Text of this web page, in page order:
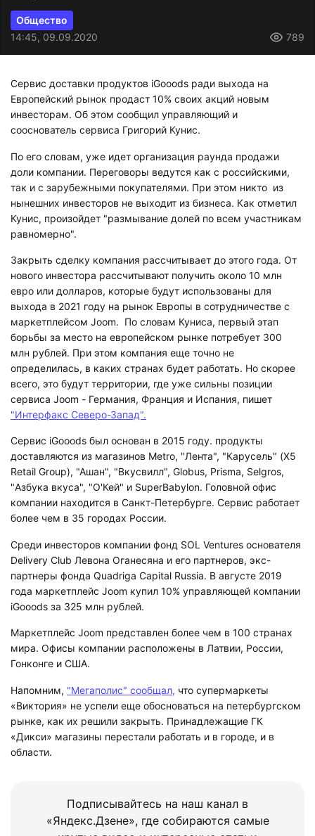
Общество
14:45, 09.09.2020
789
Сервис доставки продуктов iGooods ради выхода на
Европейский рынок продаст 10% своих акций новым
инвесторам. Об этом сообщил управляющий и
сооснователь сервиса Григорий Кунис.
По его словам, уже идет организация раунда продажи
доли компании. Переговоры ведутся как с российскими,
так и с зарубежными покупателями. При этом никто из
нынешних инвесторов не выходит из бизнеса. Как отметил
Кунис, произойдет "размывание долей по всем участникам
равномерно".
Закрыть сделку компания рассчитывает до этого года. От
нового инвестора рассчитывают получить около 10 млн
евро или долларов, которые будут использованы для
выхода в 2021 году на рынок Европы в сотрудничестве с
маркетплейсом Joom. По словам Куниса, первый этап
борьбы за место на европейском рынке потребует 300
млн рублей. При этом компания еще точно не
определилась, в каких странах будет работать. Но скорее
всего, это будут территории, где уже сильны позиции
сервиса Joom - Германия, Франция и Испания, пишет
"Интерфакс Северо-Запад".
Сервис iGooods был основан в 2015 году. продукты
доставляются из магазинов Metro, "Лента", "Карусель" (X5
Retail Group), "Ашан", "Вкусвилл", Globus, Prisma, Selgros,
"Азбука вкуса", "О'Кей" и SuperBabylon. Головной офис
компании находится в Санкт-Петербурге. Сервис работает
более чем в 35 городах России.
Среди инвесторов компании фонд SOL Ventures основателя
Delivery Club Левона Оганесяна и его партнеров, экс-
партнеры фонда Quadriga Capital Russia. В августе 2019
года маркетплейс Joom купил 10% управляющей компании
iGooods за 325 млн рублей.
Маркетплейс Joom представлен более чем в 100 странах
мира. Офисы компании расположены в Латвии, России,
Гонконге и США.
Напомним, "Мегаполис" сообщал, что супермаркеты
«Виктория» не успели еще обосноваться на петербургском
рынке, как их решили закрыть. Принадлежащие ГК
«Дикси» магазины перестали работать и в городе, и в
области.
Подписывайтесь на наш канал в
«Яндекс.Дзене», где собираются самые